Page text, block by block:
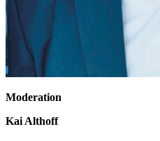
Moderation
Kai Althoff